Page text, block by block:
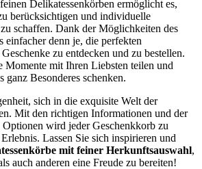
Delikatessenkörben ermöglicht es,
berücksichtigen und individuelle
schaffen. Dank der Möglichkeiten des
einfacher denn je, die perfekten
zu entdecken und zu bestellen.
Momente mit Ihren Liebsten teilen und
ganz Besonderes schenken.
sich in die exquisite Welt der
Mit den richtigen Informationen und der
wird jeder Geschenkkorb zu
Lassen Sie sich inspirieren und
mit feiner Herkunftsauswahl,
auch anderen eine Freude zu bereiten!